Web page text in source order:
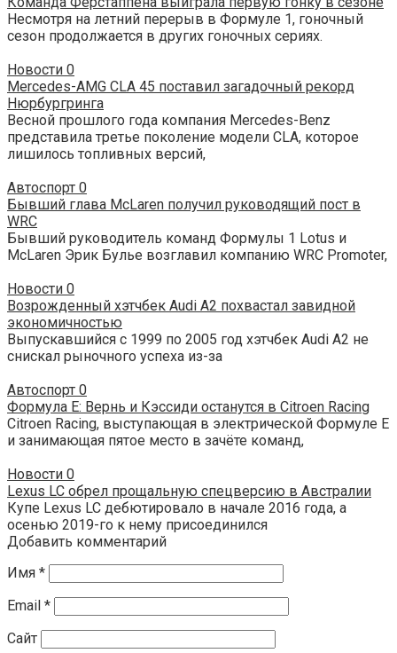
Несмотря на летний перерыв в Формуле 1, гоночный
сезон продолжается в других гоночных сериях.
Новости 0
Mercedes-AMG CLA 45 поставил загадочный рекорд
Нюрбургринга
Весной прошлого года компания Mercedes-Benz
представила третье поколение модели CLA, которое
лишилось топливных версий,
Автоспорт 0
Бывший глава McLaren получил руководящий пост в
WRC
Бывший руководитель команд Формулы 1 Lotus и
McLaren Эрик Булье возглавил компанию WRC Promoter,
Новости 0
Возрожденный хэтчбек Audi A2 похвастал завидной
экономичностью
Выпускавшийся с 1999 по 2005 год хэтчбек Audi A2 не
снискал рыночного успеха из-за
Автоспорт 0
Формула Е: Вернь и Кэссиди останутся в Citroen Racing
Citroen Racing, выступающая в электрической Формуле Е
и занимающая пятое место в зачёте команд,
Новости 0
Lexus LC обрел прощальную спецверсию в Австралии
Купе Lexus LC дебютировало в начале 2016 года, а
осенью 2019-го к нему присоединился
Добавить комментарий
Имя *
Email *
Сайт